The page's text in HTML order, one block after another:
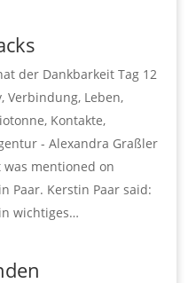
der Dankbarkeit Tag 12
Verbindung, Leben,
Kontakte,
- Alexandra Graßler
was mentioned on
Paar. Kerstin Paar said:
wichtiges…